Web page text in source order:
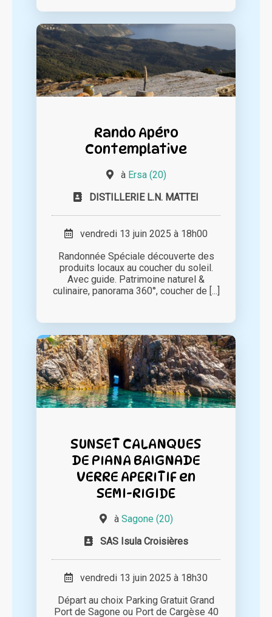
Rando Apéro
Contemplative
à Ersa (20)
DISTILLERIE L.N. MATTEI
vendredi 13 juin 2025 à 18h00
Randonnée Spéciale découverte des
produits locaux au coucher du soleil.
Avec guide. Patrimoine naturel &
culinaire, panorama 360°, coucher de [...]
SUNSET CALANQUES
DE PIANA BAIGNADE
VERRE APERITIF en
SEMI-RIGIDE
à Sagone (20)
SAS Isula Croisières
vendredi 13 juin 2025 à 18h30
Départ au choix Parking Gratuit Grand
Port de Sagone ou Port de Cargèse 40